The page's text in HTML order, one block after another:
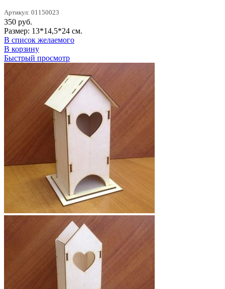
Артикул: 01150023
350 руб.
Размер: 13*14,5*24 см.
В список желаемого
В корзину
Быстрый просмотр